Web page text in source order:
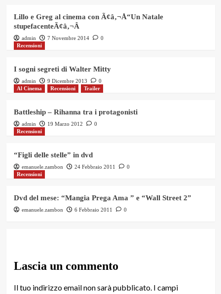
Lillo e Greg al cinema con Ã¢â‚¬Å“Un Natale
stupefacenteÃ¢â‚¬Â
admin 7 Novembre 2014
0
Recensioni
I sogni segreti di Walter Mitty
admin 9 Dicembre 2013
0
Al Cinema
Recensioni Trailer
Battleship – Rihanna tra i protagonisti
admin 19 Marzo 2012
0
Recensioni
“Figli delle stelle” in dvd
emanuele.zambon 24 Febbraio 2011
0
Recensioni
Dvd del mese: “Mangia Prega Ama ” e “Wall Street 2”
emanuele.zambon 6 Febbraio 2011 0
Lascia un commento
Il tuo indirizzo email non sarà pubblicato. I campi